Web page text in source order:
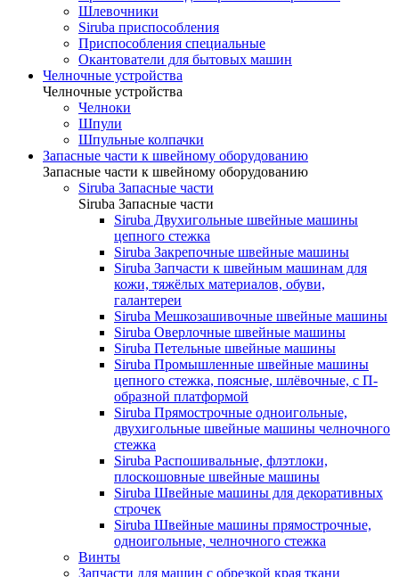
Шлевочники
Siruba приспособления
Приспособления специальные
Окантователи для бытовых машин
Челночные устройства
Челночные устройства
Челноки
Шпули
Шпульные колпачки
Запасные части к швейному оборудованию
Запасные части к швейному оборудованию
Siruba Запасные части
Siruba Запасные части
Siruba Двухигольные швейные машины
цепного стежка
Siruba Закрепочные швейные машины
Siruba Запчасти к швейным машинам для
кожи, тяжёлых материалов, обуви,
галантереи
Siruba Мешкозашивочные швейные машины
Siruba Оверлочные швейные машины
Siruba Петельные швейные машины
Siruba Промышленные швейные машины
цепного стежка, поясные, шлёвочные, с П-
образной платформой
Siruba Прямострочные одноигольные,
двухигольные швейные машины челночного
стежка
Siruba Распошивальные, флэтлоки,
плоскошовные швейные машины
Siruba Швейные машины для декоративных
строчек
Siruba Швейные машины прямострочные,
одноигольные, челночного стежка
Винты
Запчасти для машин с обрезкой края ткани